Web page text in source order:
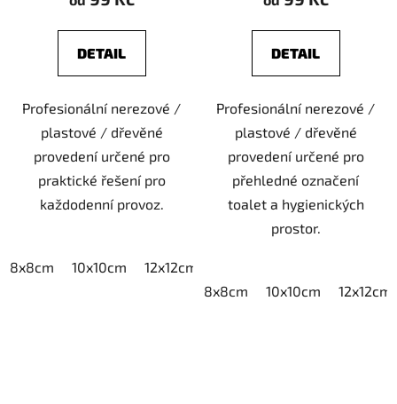
DETAIL
Profesionální nerezové /
plastové / dřevěné
provedení určené pro
praktické řešení pro
každodenní provoz.
8x8cm 10x10cm 12x12cm
DETAIL
Profesionální nerezové /
plastové / dřevěné
provedení určené pro
přehledné označení
toalet a hygienických
prostor.
8x8cm 10x10cm 12x12cm